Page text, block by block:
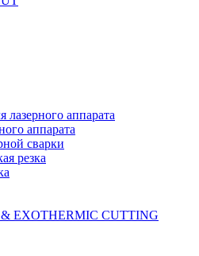
аппарата
аппарата
сварки
резка
& EXOTHERMIC CUTTING